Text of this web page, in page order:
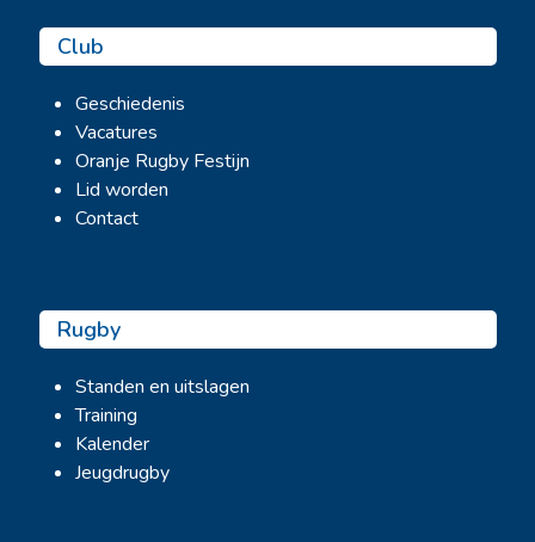
Club
Geschiedenis
Vacatures
Oranje Rugby Festijn
Lid worden
Contact
Rugby
Standen en uitslagen
Training
Kalender
Jeugdrugby